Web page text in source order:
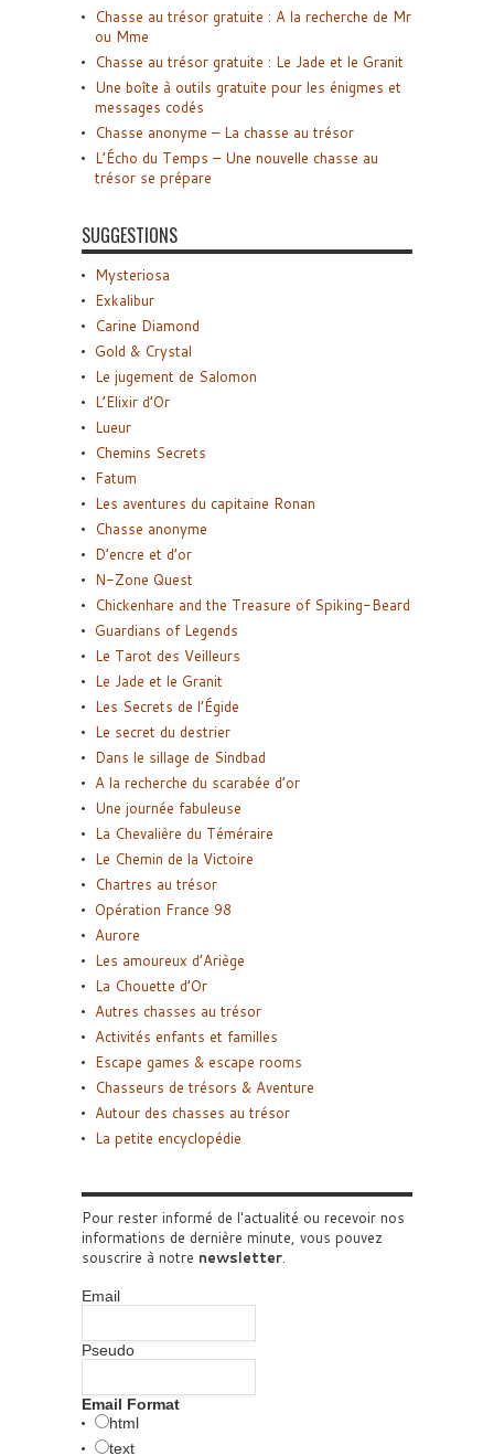
Chasse au trésor gratuite : A la recherche de Mr
ou Mme
Chasse au trésor gratuite : Le Jade et le Granit
Une boîte à outils gratuite pour les énigmes et
messages codés
Chasse anonyme – La chasse au trésor
L’Écho du Temps – Une nouvelle chasse au
trésor se prépare
SUGGESTIONS
Mysteriosa
Exkalibur
Carine Diamond
Gold & Crystal
Le jugement de Salomon
L’Elixir d’Or
Lueur
Chemins Secrets
Fatum
Les aventures du capitaine Ronan
Chasse anonyme
D’encre et d’or
N-Zone Quest
Chickenhare and the Treasure of Spiking-Beard
Guardians of Legends
Le Tarot des Veilleurs
Le Jade et le Granit
Les Secrets de l’Égide
Le secret du destrier
Dans le sillage de Sindbad
A la recherche du scarabée d’or
Une journée fabuleuse
La Chevalière du Téméraire
Le Chemin de la Victoire
Chartres au trésor
Opération France 98
Aurore
Les amoureux d’Ariège
La Chouette d’Or
Autres chasses au trésor
Activités enfants et familles
Escape games & escape rooms
Chasseurs de trésors & Aventure
Autour des chasses au trésor
La petite encyclopédie
Pour rester informé de l'actualité ou recevoir nos
informations de dernière minute, vous pouvez
souscrire à notre newsletter.
Email
Pseudo
Email Format
html
text